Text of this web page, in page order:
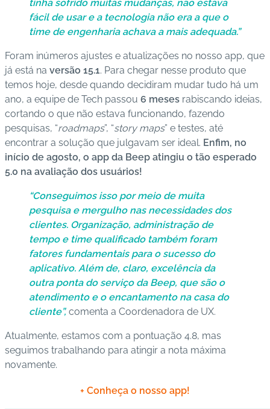
tinha sofrido muitas mudanças, não estava
fácil de usar e a tecnologia não era a que o
time de engenharia achava a mais adequada.”
Foram inúmeros ajustes e atualizações no nosso app, que
já está na versão 15.1. Para chegar nesse produto que
temos hoje, desde quando decidiram mudar tudo há um
ano, a equipe de Tech passou 6 meses rabiscando ideias,
cortando o que não estava funcionando, fazendo
pesquisas, “roadmaps”, “story maps” e testes, até
encontrar a solução que julgavam ser ideal. Enfim, no
início de agosto, o app da Beep atingiu o tão esperado
5.0 na avaliação dos usuários!
“Conseguimos isso por meio de muita
pesquisa e mergulho nas necessidades dos
clientes. Organização, administração de
tempo e time qualificado também foram
fatores fundamentais para o sucesso do
aplicativo. Além de, claro, excelência da
outra ponta do serviço da Beep, que são o
atendimento e o encantamento na casa do
cliente”, comenta a Coordenadora de UX.
Atualmente, estamos com a pontuação 4.8, mas
seguimos trabalhando para atingir a nota máxima
novamente.
+ Conheça o nosso app!